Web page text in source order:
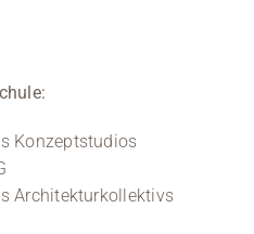
Konzeptstudios
Architekturkollektivs